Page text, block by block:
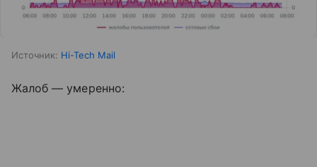
Источник: Hi-Tech Mail
Жалоб — умеренно: